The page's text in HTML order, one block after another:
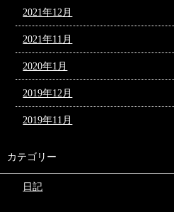
2021年12月
2021年11月
2020年1月
2019年12月
2019年11月
カテゴリー
日記